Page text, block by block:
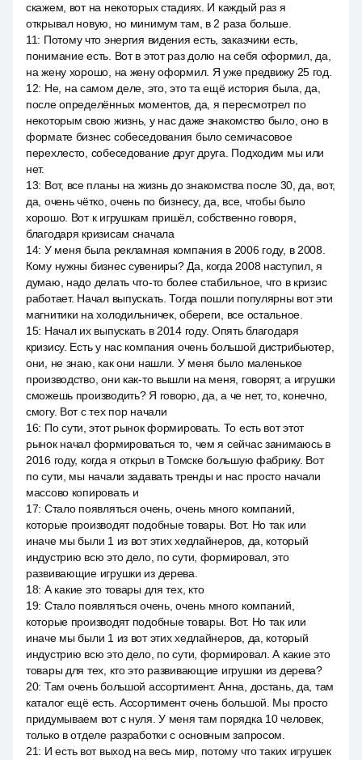
скажем, вот на некоторых стадиях. И каждый раз я
открывал новую, но минимум там, в 2 раза больше.
11: Потому что энергия видения есть, заказчики есть,
понимание есть. Вот в этот раз долю на себя оформил, да,
на жену хорошо, на жену оформил. Я уже предвижу 25 год.
12: Не, на самом деле, это, это та ещё история была, да,
после определённых моментов, да, я пересмотрел по
некоторым свою жизнь, у нас даже знакомство было, оно в
формате бизнес собеседования было семичасовое
перехлесто, собеседование друг друга. Подходим мы или
нет.
13: Вот, все планы на жизнь до знакомства после 30, да, вот,
да, очень чётко, очень по бизнесу, да, все, чтобы было
хорошо. Вот к игрушкам пришёл, собственно говоря,
благодаря кризисам сначала
14: У меня была рекламная компания в 2006 году, в 2008.
Кому нужны бизнес сувениры? Да, когда 2008 наступил, я
думаю, надо делать что-то более стабильное, что в кризис
работает. Начал выпускать. Тогда пошли популярны вот эти
магнитики на холодильничек, обереги, все остальное.
15: Начал их выпускать в 2014 году. Опять благодаря
кризису. Есть у нас компания очень большой дистрибьютер,
они, не знаю, как они нашли. У меня было маленькое
производство, они как-то вышли на меня, говорят, а игрушки
сможешь производить? Я говорю, да, а че нет, то, конечно,
смогу. Вот с тех пор начали
16: По сути, этот рынок формировать. То есть вот этот
рынок начал формироваться то, чем я сейчас занимаюсь в
2016 году, когда я открыл в Томске большую фабрику. Вот
по сути, мы начали задавать тренды и нас просто начали
массово копировать и
17: Стало появляться очень, очень много компаний,
которые производят подобные товары. Вот. Но так или
иначе мы были 1 из вот этих хедлайнеров, да, который
индустрию всю это дело, по сути, формировал, это
развивающие игрушки из дерева.
18: А какие это товары для тех, кто
19: Стало появляться очень, очень много компаний,
которые производят подобные товары. Вот. Но так или
иначе мы были 1 из вот этих хедлайнеров, да, который
индустрию всю это дело, по сути, формировал. А какие это
товары для тех, кто это развивающие игрушки из дерева?
20: Там очень большой ассортимент. Анна, достань, да, там
каталог ещё есть. Ассортимент очень большой. Мы просто
придумываем вот с нуля. У меня там порядка 10 человек,
только в отделе разработки с основным запросом.
21: И есть вот выход на весь мир, потому что таких игрушек